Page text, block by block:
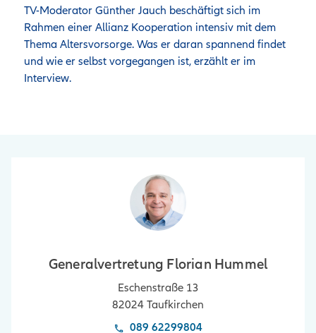
TV-Moderator Günther Jauch beschäftigt sich im
Rahmen einer Allianz Kooperation intensiv mit dem
Thema Altersvorsorge. Was er daran spannend findet
und wie er selbst vorgegangen ist, erzählt er im
Interview.
Generalvertretung Florian Hummel
Eschenstraße 13
82024 Taufkirchen
089 62299804